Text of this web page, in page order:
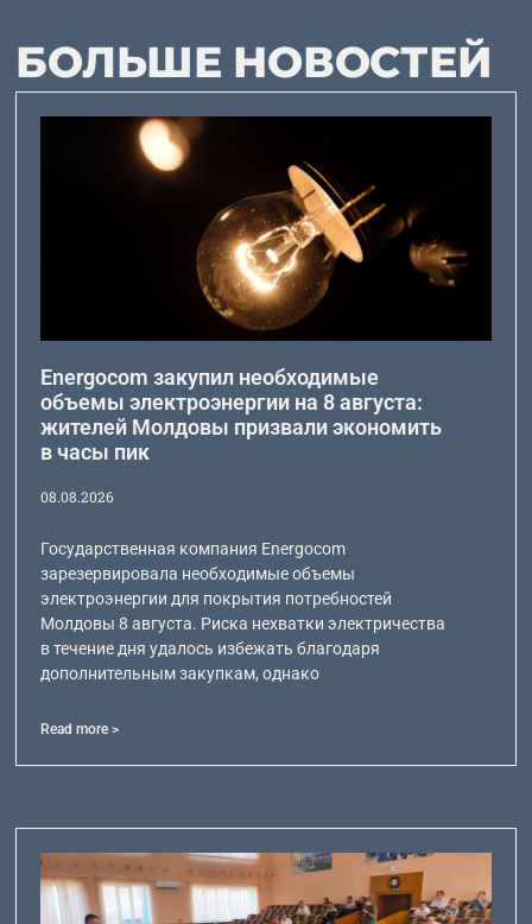
БОЛЬШЕ НОВОСТЕЙ
Energocom закупил необходимые
объемы электроэнергии на 8 августа:
жителей Молдовы призвали экономить
в часы пик
08.08.2026
Государственная компания Energocom
зарезервировала необходимые объемы
электроэнергии для покрытия потребностей
Молдовы 8 августа. Риска нехватки электричества
в течение дня удалось избежать благодаря
дополнительным закупкам, однако
Read more >